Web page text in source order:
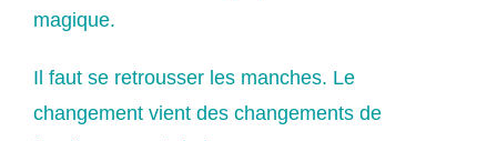
magique.
Il faut se retrousser les manches. Le
changement vient des changements de